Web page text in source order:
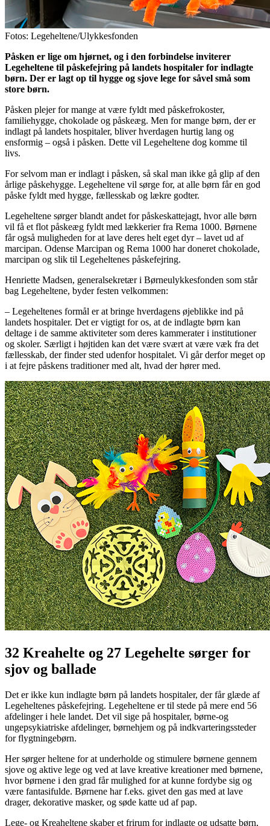
Fotos: Legeheltene/Ulykkesfonden
Påsken er lige om hjørnet, og i den forbindelse inviterer
Legeheltene til påskefejring på landets hospitaler for indlagte
børn. Der er lagt op til hygge og sjove lege for såvel små som
store børn.
Påsken plejer for mange at være fyldt med påskefrokoster,
familiehygge, chokolade og påskeæg. Men for mange børn, der er
indlagt på landets hospitaler, bliver hverdagen hurtig lang og
ensformig – også i påsken. Dette vil Legeheltene dog komme til
livs.
For selvom man er indlagt i påsken, så skal man ikke gå glip af den
årlige påskehygge. Legeheltene vil sørge for, at alle børn får en god
påske fyldt med hygge, fællesskab og lækre godter.
Legeheltene sørger blandt andet for påskeskattejagt, hvor alle børn
vil få et flot påskeæg fyldt med lækkerier fra Rema 1000. Børnene
får også muligheden for at lave deres helt eget dyr – lavet ud af
marcipan. Odense Marcipan og Rema 1000 har doneret chokolade,
marcipan og slik til Legeheltenes påskefejring.
Henriette Madsen, generalsekretær i Børneulykkesfonden som står
bag Legeheltene, byder festen velkommen:
– Legeheltenes formål er at bringe hverdagens øjeblikke ind på
landets hospitaler. Det er vigtigt for os, at de indlagte børn kan
deltage i de samme aktiviteter som deres kammerater i institutioner
og skoler. Særligt i højtiden kan det være svært at være væk fra det
fællesskab, der finder sted udenfor hospitalet. Vi går derfor meget op
i at fejre påskens traditioner med alt, hvad der hører med.
32 Kreahelte og 27 Legehelte sørger for
sjov og ballade
Det er ikke kun indlagte børn på landets hospitaler, der får glæde af
Legeheltenes påskefejring. Legeheltene er til stede på mere end 56
afdelinger i hele landet. Det vil sige på hospitaler, børne-og
ungepsykiatriske afdelinger, børnehjem og på indkvarteringssteder
for flygtningebørn.
Her sørger heltene for at underholde og stimulere børnene gennem
sjove og aktive lege og ved at lave kreative kreationer med børnene,
hvor børnene i den grad får mulighed for at kunne fordybe sig og
være fantasifulde. Børnene har f.eks. givet den gas med at lave
drager, dekorative masker, og søde katte ud af pap.
Lege- og Kreaheltene skaber et frirum for indlagte og udsatte børn,